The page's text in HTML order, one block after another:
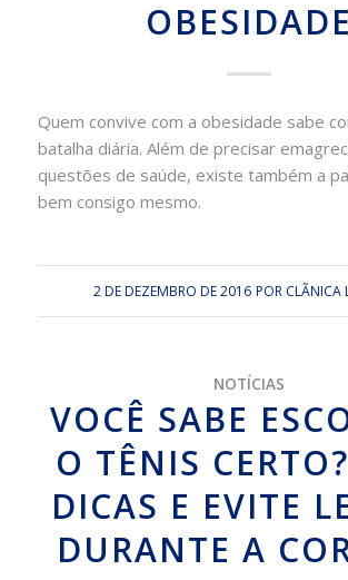
OBESIDADE
Quem convive com a obesidade sabe
batalha diária. Além de precisar
questões de saúde, existe também a
bem consigo mesmo.
2 DE DEZEMBRO DE 2016 POR CLÃ­NICA
NOTÍCIAS
VOCÊ SABE
O TÊNIS
DICAS E EVITE
DURANTE A